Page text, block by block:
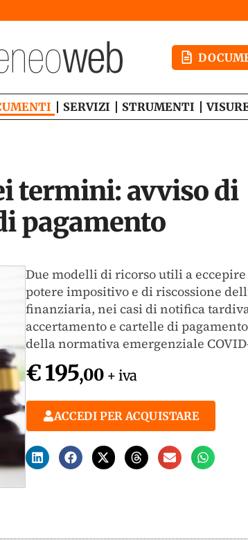
SERVIZI STRUMENTI
termini: avviso di
pagamento
Due modelli di ricorso utili a
potere impositivo e di riscossione
finanziaria, nei casi di notifica
accertamento e cartelle di
della normativa emergenziale
€ 195,00 + iva
ACCEDI PER ACQUISTARE